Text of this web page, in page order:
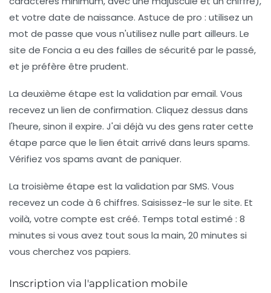
et votre date de naissance. Astuce de pro : utilisez un
mot de passe que vous n'utilisez nulle part ailleurs. Le
site de Foncia a eu des failles de sécurité par le passé,
et je préfère être prudent.
La deuxième étape est la validation par email. Vous
recevez un lien de confirmation. Cliquez dessus dans
l'heure, sinon il expire. J'ai déjà vu des gens rater cette
étape parce que le lien était arrivé dans leurs spams.
Vérifiez vos spams avant de paniquer.
La troisième étape est la validation par SMS. Vous
recevez un code à 6 chiffres. Saisissez-le sur le site. Et
voilà, votre compte est créé. Temps total estimé : 8
minutes si vous avez tout sous la main, 20 minutes si
vous cherchez vos papiers.
Inscription via l'application mobile